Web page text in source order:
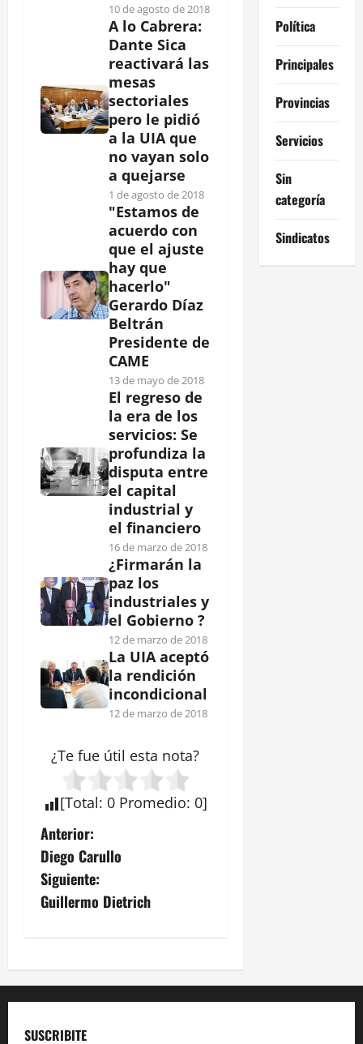
10 de agosto de 2018
A lo Cabrera:
Dante Sica
reactivará las
mesas
sectoriales
pero le pidió
a la UIA que
no vayan solo
a quejarse
1 de agosto de 2018
"Estamos de
acuerdo con
que el ajuste
hay que
hacerlo"
Gerardo Díaz
Beltrán
Presidente de
CAME
13 de mayo de 2018
El regreso de
la era de los
servicios: Se
profundiza la
disputa entre
el capital
industrial y
el financiero
16 de marzo de 2018
¿Firmarán la
paz los
industriales y
el Gobierno ?
12 de marzo de 2018
La UIA aceptó
la rendición
incondicional
12 de marzo de 2018
¿Te fue útil esta nota?
[Total: 0 Promedio: 0]
N
a
v
g
a
Anterior:
Diego Carullo
Siguiente:
Guillermo Dietrich
Política
Principales
Provincias
Servicios
Sin
categoría
Sindicatos
SUSCRIBITE